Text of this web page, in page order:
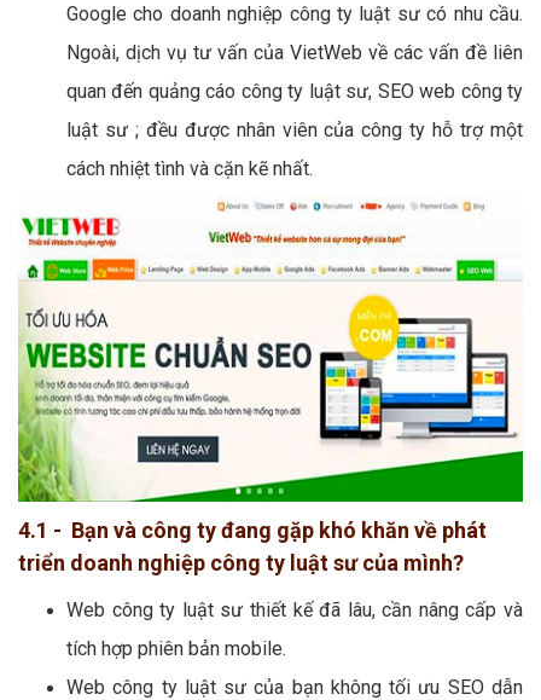
Google cho doanh nghiệp công ty luật sư có nhu cầu.
Ngoài, dịch vụ tư vấn của VietWeb về các vấn đề liên
quan đến quảng cáo công ty luật sư, SEO web công ty
luật sư ; đều được nhân viên của công ty hỗ trợ một
cách nhiệt tình và cặn kẽ nhất.
4.1 - Bạn và công ty đang gặp khó khăn về phát
triển doanh nghiệp công ty luật sư của mình?
Web công ty luật sư thiết kế đã lâu, cần nâng cấp và
tích hợp phiên bản mobile.
Web công ty luật sư của bạn không tối ưu SEO dẫn